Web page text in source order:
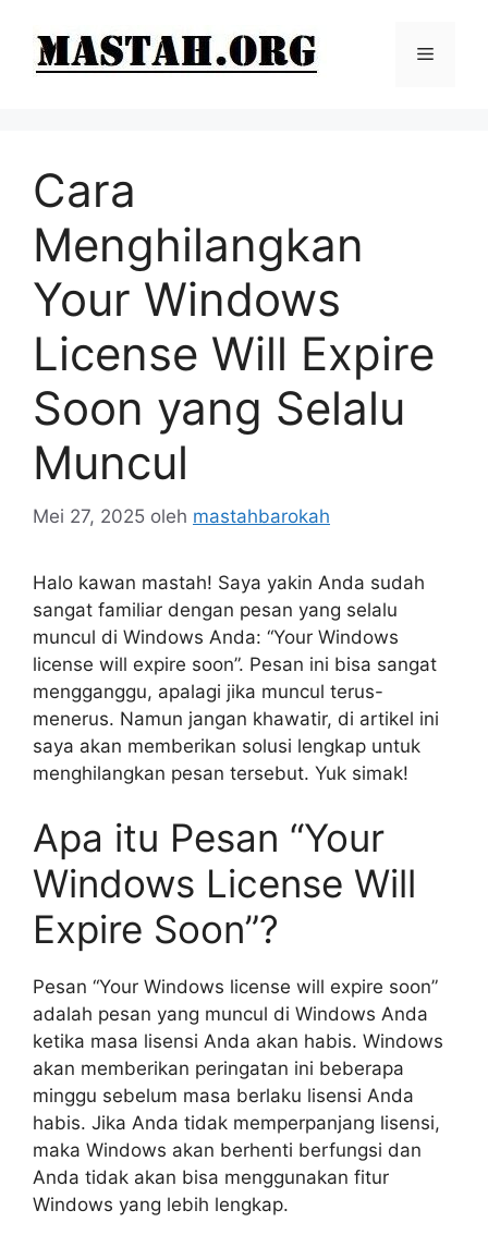
Menu
Cara
Menghilangkan
Your Windows
License Will Expire
Soon yang Selalu
Muncul
Mei 27, 2025 oleh mastahbarokah
Halo kawan mastah! Saya yakin Anda sudah
sangat familiar dengan pesan yang selalu
muncul di Windows Anda: “Your Windows
license will expire soon”. Pesan ini bisa sangat
mengganggu, apalagi jika muncul terus-
menerus. Namun jangan khawatir, di artikel ini
saya akan memberikan solusi lengkap untuk
menghilangkan pesan tersebut. Yuk simak!
Apa itu Pesan “Your
Windows License Will
Expire Soon”?
Pesan “Your Windows license will expire soon”
adalah pesan yang muncul di Windows Anda
ketika masa lisensi Anda akan habis. Windows
akan memberikan peringatan ini beberapa
minggu sebelum masa berlaku lisensi Anda
habis. Jika Anda tidak memperpanjang lisensi,
maka Windows akan berhenti berfungsi dan
Anda tidak akan bisa menggunakan fitur
Windows yang lebih lengkap.